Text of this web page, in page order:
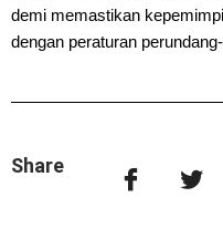
demi memastikan
dengan peraturan
Share